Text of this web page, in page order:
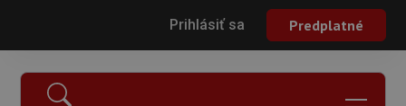
Prihlásiť sa Predplatné